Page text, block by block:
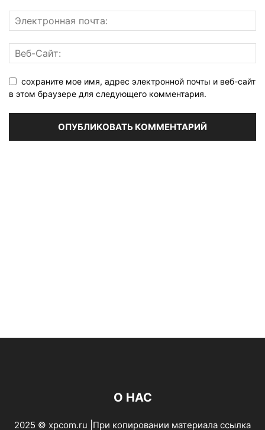
сохраните мое имя, адрес электронной почты и веб-сайт
в этом браузере для следующего комментария.
О НАС
2025 © xpcom.ru |При копировании материала ссылка